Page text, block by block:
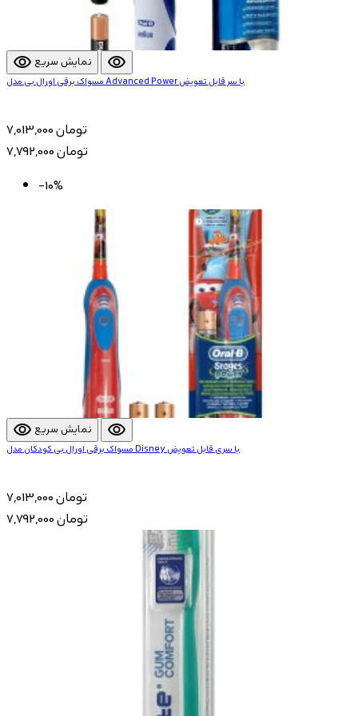
visibility نمایش سریع visibility
مسواک برقی اورال بی مدل Advanced Power با سر قابل تعویض
7,013,000 تومان
7,792,000 تومان
-10%
visibility نمایش سریع visibility
مسواک برقی اورال بی کودکان مدل Disney با سری قابل تعویض
7,013,000 تومان
7,792,000 تومان